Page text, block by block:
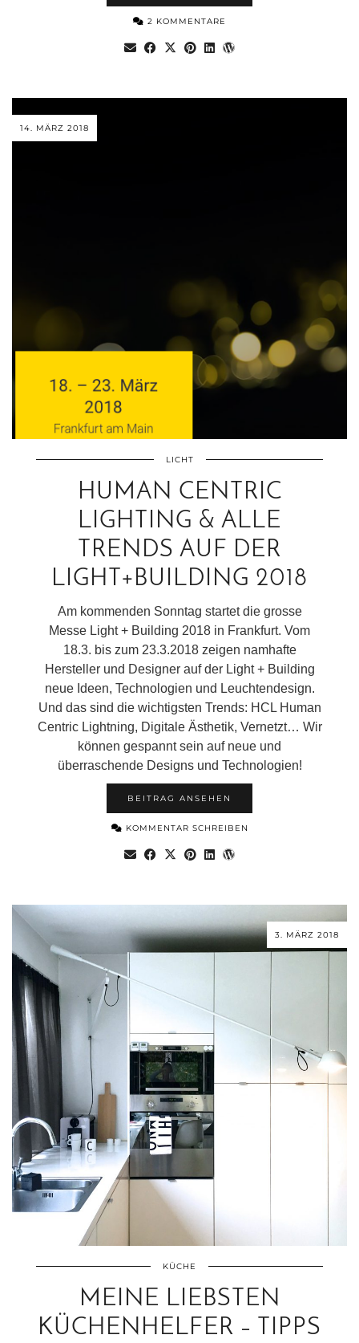
2 KOMMENTARE
14. MÄRZ 2018
LICHT
HUMAN CENTRIC
LIGHTING & ALLE
TRENDS AUF DER
LIGHT+BUILDING 2018
Am kommenden Sonntag startet die grosse
Messe Light + Building 2018 in Frankfurt. Vom
18.3. bis zum 23.3.2018 zeigen namhafte
Hersteller und Designer auf der Light + Building
neue Ideen, Technologien und Leuchtendesign.
Und das sind die wichtigsten Trends: HCL Human
Centric Lightning, Digitale Ästhetik, Vernetzt… Wir
können gespannt sein auf neue und
überraschende Designs und Technologien!
BEITRAG ANSEHEN
KOMMENTAR SCHREIBEN
3. MÄRZ 2018
KÜCHE
MEINE LIEBSTEN
KÜCHENHELFER – TIPPS